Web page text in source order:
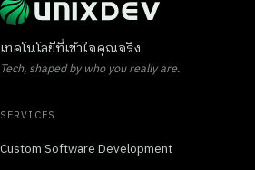
เทคโนโลยีที่เข้าใจคุณจริง
Tech, shaped by who you really are.
SERVICES
Custom Software Development